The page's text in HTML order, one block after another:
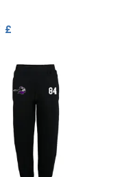
£